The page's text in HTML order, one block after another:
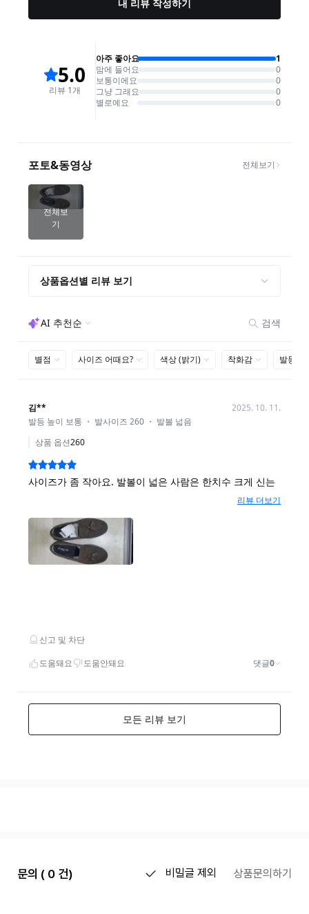
문의 ( 0 건) 비밀글 제외 상품문의하기